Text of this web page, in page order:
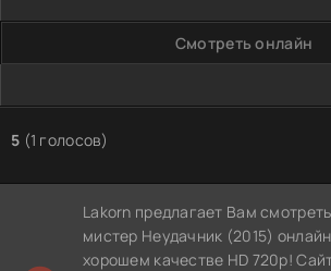
Смотреть онлайн
5 (1 голосов)
Lakorn предлагает Вам
мистер Неудачник (2015)
хорошем качестве HD 720p!